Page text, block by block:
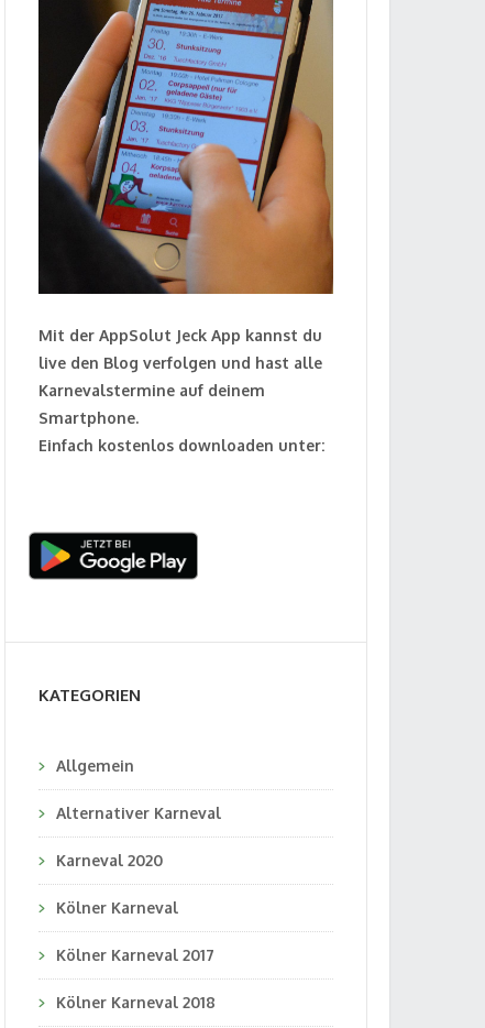
Mit der AppSolut Jeck App kannst du
live den Blog verfolgen und hast alle
Karnevalstermine auf deinem
Smartphone.
Einfach kostenlos downloaden unter:
KATEGORIEN
Allgemein
Alternativer Karneval
Karneval 2020
Kölner Karneval
Kölner Karneval 2017
Kölner Karneval 2018